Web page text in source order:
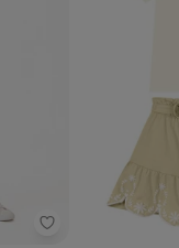
Fakini -